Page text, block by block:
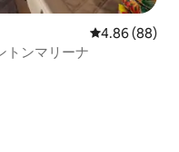
レビュー88件
4.86 (88)
トンマリーナ